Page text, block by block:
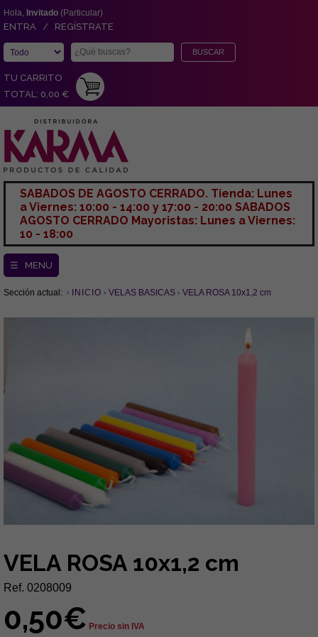
Hola, Invitado (Particular)
ENTRA / REGÍSTRATE
TU CARRITO
TOTAL: 0,00 €
SABADOS DE AGOSTO CERRADO. Tienda: Lunes
a Viernes: 10:00 - 14:00 y 17:00 - 20:00 SABADOS
AGOSTO CERRADO Mayoristas: Lunes a Viernes:
10 - 18:00
☰ MENU
Sección actual: INICIO VELAS BASICAS VELA ROSA 10x1,2 cm
VELA ROSA 10x1,2 cm
Ref. 0208009
0,50€ Precio sin IVA